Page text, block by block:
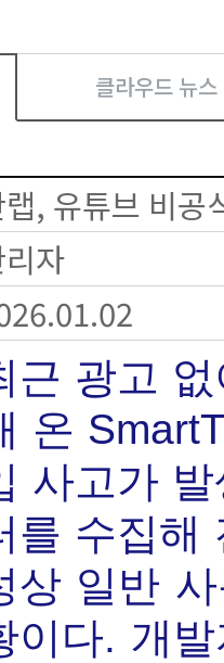
클라우드 뉴스
랩, 유튜브 비
자
근 광고
온
사고가
를 수집해
상 일반
이다. 개